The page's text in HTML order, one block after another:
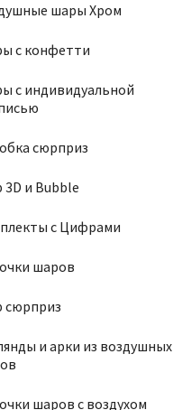
шары Хром
с конфетти
с индивидуальной
сюрприз
и Bubble
с Цифрами
шаров
и арки из воздушных
шаров с воздухом